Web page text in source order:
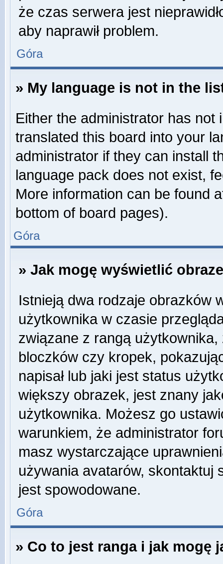
że czas serwera jest
aby naprawił problem.
Góra
» My language is not in the
Either the administrator has
translated this board into your
administrator if they can install
language pack does not exist,
More information can be found
bottom of board pages).
Góra
» Jak mogę wyświetlić
Istnieją dwa rodzaje obrazków
użytkownika w czasie
związane z rangą
bloczków czy kropek,
napisał lub jaki jest status
większy obrazek, jest znany
użytkownika. Możesz go
warunkiem, że administrator
masz wystarczające
używania avatarów, skontaktuj
jest spowodowane.
Góra
» Co to jest ranga i jak mogę